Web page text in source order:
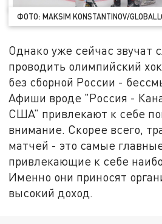
ФОТО: MAKSIM KONSTANTINOV/
Однако уже сейчас звучат
проводить олимпийский
без сборной России -
Афиши вроде "Россия -
США" привлекают к себе
внимание. Скорее всего,
матчей - это самые
привлекающие к себе
Именно они приносят
высокий доход.